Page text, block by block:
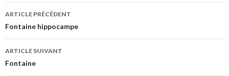
Navigation
des
articles
ARTICLE PRÉCÉDENT
Fontaine hippocampe
ARTICLE SUIVANT
Fontaine